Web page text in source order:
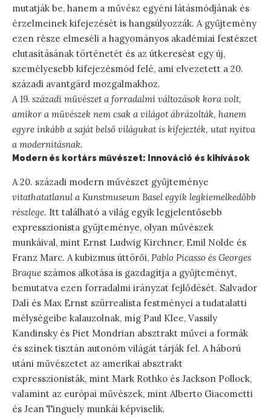
mutatják be, hanem a művész egyéni látásmódjának és
érzelmeinek kifejezését is hangsúlyozzák. A gyűjtemény
ezen része elmeséli a hagyományos akadémiai festészet
elutasításának történetét és az útkeresést egy új,
személyesebb kifejezésmód felé, ami elvezetett a 20.
századi avantgárd mozgalmakhoz.
A 19. századi művészet a forradalmi változások kora volt,
amikor a művészek nem csak a világot ábrázolták, hanem
egyre inkább a saját belső világukat is kifejezték, utat nyitva
a modernitásnak.
Modern és kortárs művészet: Innováció és kihívások
A 20. századi modern művészet gyűjteménye
vitathatatlanul a Kunstmuseum Basel egyik legkiemelkedőbb
részlege. Itt található a világ egyik legjelentősebb
expresszionista gyűjteménye, olyan művészek
munkáival, mint Ernst Ludwig Kirchner, Emil Nolde és
Franz Marc. A kubizmus úttörői, Pablo Picasso és Georges
Braque számos alkotása is gazdagítja a gyűjteményt,
bemutatva ezen forradalmi irányzat fejlődését. Salvador
Dalí és Max Ernst szürrealista festményei a tudatalatti
mélységeibe kalauzolnak, míg Paul Klee, Vassily
Kandinsky és Piet Mondrian absztrakt művei a formák
és színek tisztán autonóm világát tárják fel. A háború
utáni művészetet az amerikai absztrakt
expresszionisták, mint Mark Rothko és Jackson Pollock,
valamint az európai művészek, mint Alberto Giacometti
és Jean Tinguely munkái képviselik.